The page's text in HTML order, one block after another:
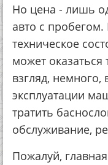
Но цена - лишь
авто с
техническое
может оказаться
взгляд,
эксплуатации
тратить
обслуживание,
Пожалуй,